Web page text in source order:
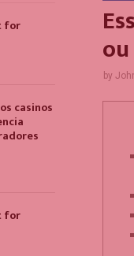
by
for
casinos
for